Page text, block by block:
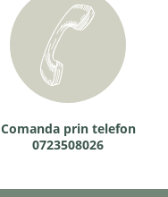
Comanda prin telefon
0723508026